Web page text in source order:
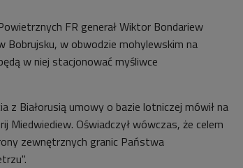
FR generał Wiktor Bondariew
Bobrujsku, w obwodzie mohylewskim na
w niej stacjonować myśliwce
z Białorusią umowy o bazie lotniczej mówił na
Miedwiediew. Oświadczył wówczas, że celem
zewnętrznych granic Państwa